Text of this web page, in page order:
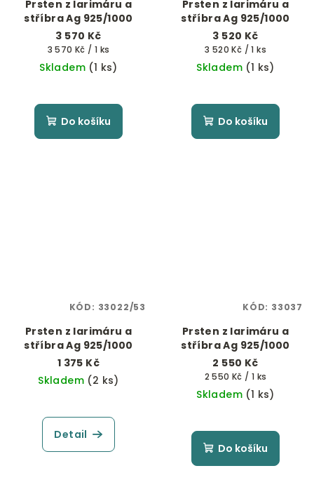
Prsten z larimáru a
stříbra Ag 925/1000
3 570 Kč
Měrná
cena:
3 570 Kč / 1 ks
Skladem (1 ks)
Do košíku
Prsten z larimáru a
stříbra Ag 925/1000
3 520 Kč
Měrná
cena:
3 520 Kč / 1 ks
Skladem (1 ks)
Do košíku
Prsten z larimáru a
stříbra Ag 925/1000
1 375 Kč
Skladem (2 ks)
Detail
KÓD: 33022/53
Prsten z larimáru a
stříbra Ag 925/1000
2 550 Kč
Měrná
cena:
2 550 Kč / 1 ks
Skladem (1 ks)
Do košíku
KÓD: 33037